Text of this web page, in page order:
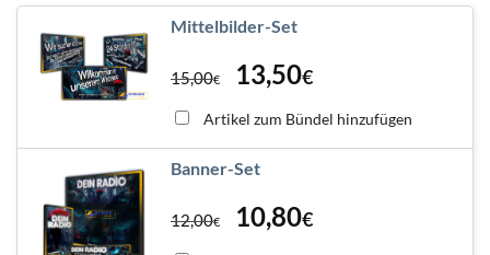
Mittelbilder-Set
15,00€ 13,50€
Artikel zum Bündel hinzufügen
Banner-Set
12,00€ 10,80€